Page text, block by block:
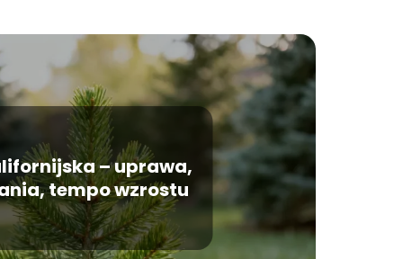
– uprawa,
tempo wzrostu